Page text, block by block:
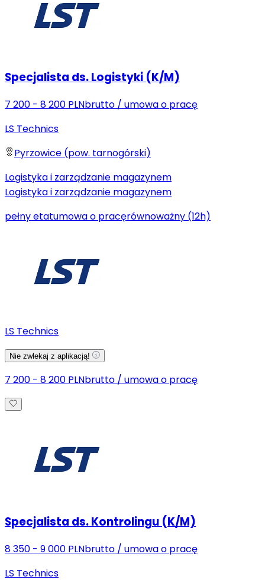
Specjalista ds. Logistyki (K/M)
7 200 - 8 200 PLNbrutto / umowa o pracę
LS Technics
Pyrzowice (pow. tarnogórski)
Logistyka i zarządzanie magazynem
Logistyka i zarządzanie magazynem
pełny etatumowa o pracęrównoważny (12h)
LS Technics
Nie zwlekaj z aplikacją!
7 200 - 8 200 PLNbrutto / umowa o pracę
Specjalista ds. Kontrolingu (K/M)
8 350 - 9 000 PLNbrutto / umowa o pracę
LS Technics